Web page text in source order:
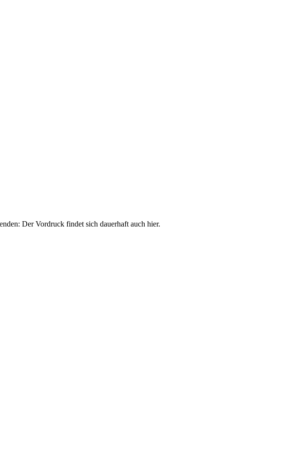
Der Vordruck findet sich dauerhaft auch hier.